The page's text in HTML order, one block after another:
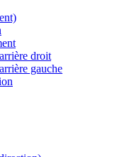
droit
gauche